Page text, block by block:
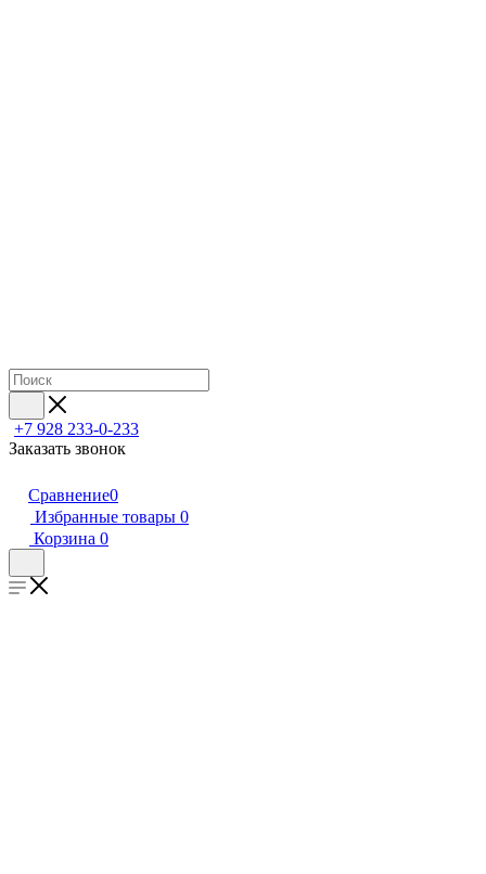
+7 928 233-0-233
Заказать звонок
Сравнение0
Избранные товары 0
Корзина 0